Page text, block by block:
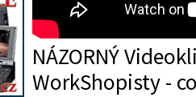
NÁZORNÝ
WorkShopisty -